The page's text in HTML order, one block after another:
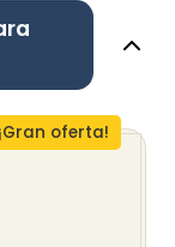
¡Gran oferta!